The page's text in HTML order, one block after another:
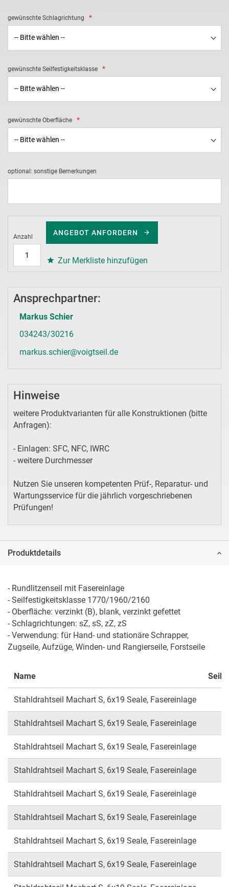
gewünschte Schlagrichtung
gewünschte Seilfestigkeitsklasse
gewünschte Oberfläche
optional: sonstige Bemerkungen
Anzahl
ANGEBOT ANFORDERN
Zur Merkliste hinzufügen
Ansprechpartner:
Markus Schier
034243/30216
markus.schier@voigtseil.de
Hinweise
weitere Produktvarianten für alle Konstruktionen (bitte
Anfragen):
- Einlagen: SFC, NFC, IWRC
- weitere Durchmesser
Nutzen Sie unseren kompetenten Prüf-, Reparatur- und
Wartungsservice für die jährlich vorgeschriebenen
Prüfungen!
Produktdetails
- Rundlitzenseil mit Fasereinlage
- Seilfestigkeitsklasse 1770/1960/2160
- Oberfläche: verzinkt (B), blank, verzinkt gefettet
- Schlagrichtungen: sZ, sS, zZ, zS
- Verwendung: für Hand- und stationäre Schrapper,
Zugseile, Aufzüge, Winden- und Rangierseile, Forstseile
Name
Stahldrahtseil Machart S, 6x19 Seale, Fasereinlage
Stahldrahtseil Machart S, 6x19 Seale, Fasereinlage
Stahldrahtseil Machart S, 6x19 Seale, Fasereinlage
Stahldrahtseil Machart S, 6x19 Seale, Fasereinlage
Stahldrahtseil Machart S, 6x19 Seale, Fasereinlage
Stahldrahtseil Machart S, 6x19 Seale, Fasereinlage
Stahldrahtseil Machart S, 6x19 Seale, Fasereinlage
Stahldrahtseil Machart S, 6x19 Seale, Fasereinlage